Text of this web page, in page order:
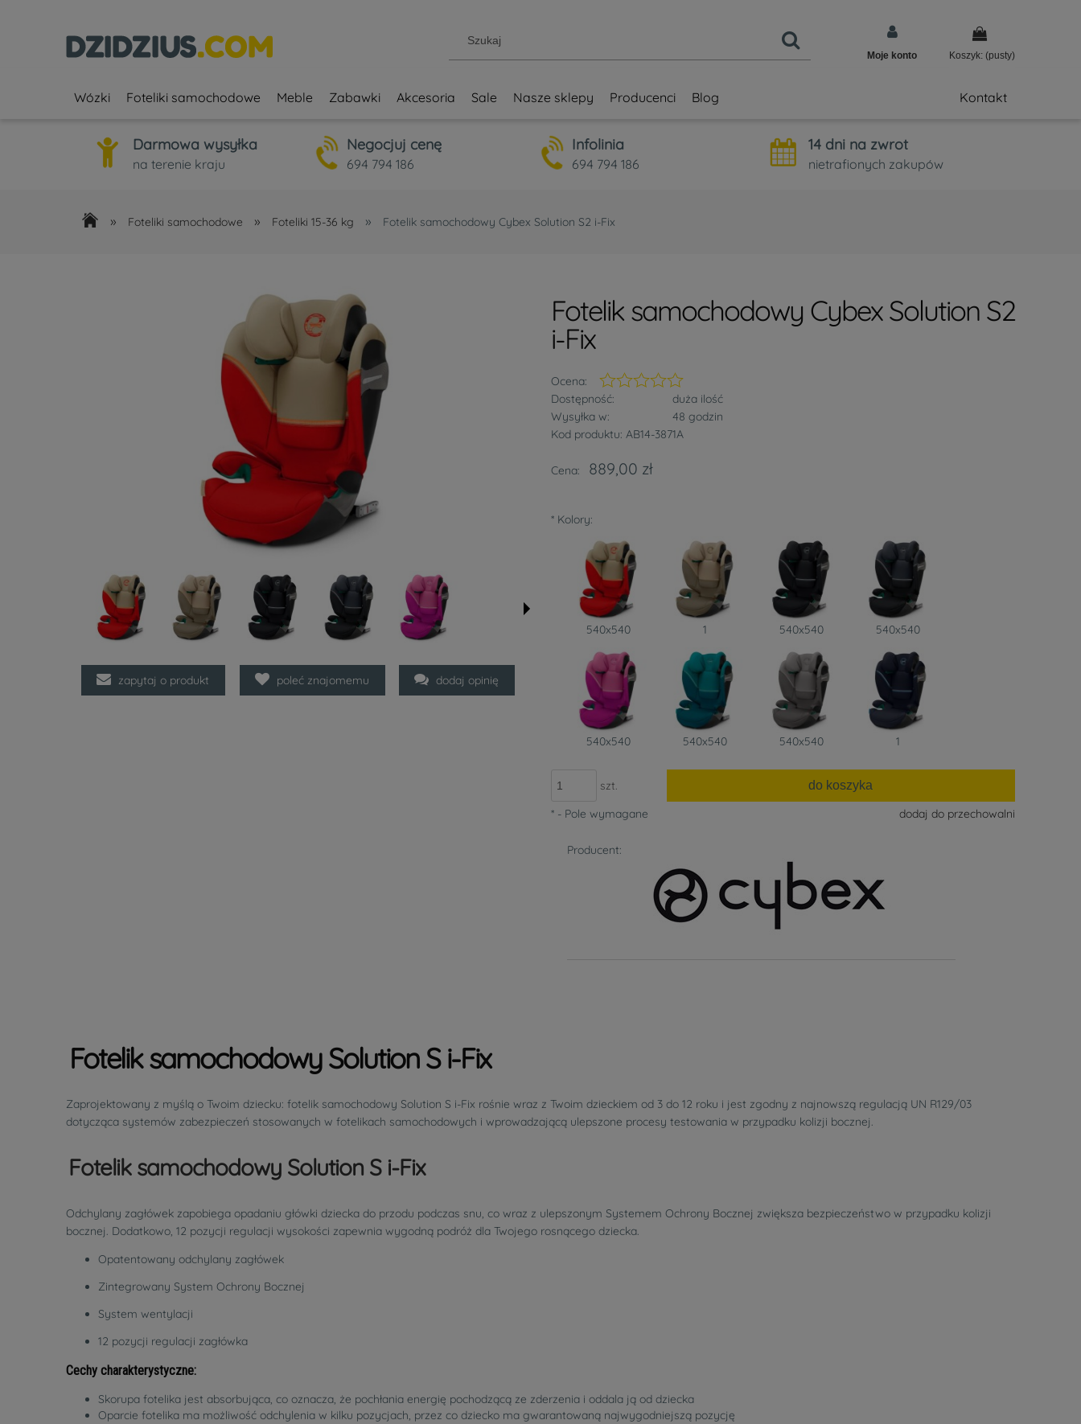
Koszyk: (pusty)
Moje konto
Wózki Foteliki samochodowe Meble Zabawki Akcesoria Sale Nasze sklepy Producenci Blog Kontakt
Darmowa wysyłka
na terenie kraju
Negocjuj cenę
694 794 186
Infolinia
694 794 186
14 dni na zwrot
nietrafionych zakupów
» Foteliki samochodowe » Foteliki 15-36 kg » Fotelik samochodowy Cybex Solution S2 i-Fix
zapytaj o produkt poleć znajomemu dodaj opinię
Fotelik samochodowy Cybex Solution S2
i-Fix
Ocena:
Dostępność:
duża ilość
Wysyłka w:
48 godzin
Kod produktu: AB14-3871A
Cena: 889,00 zł
*Kolory:
540x540 1 540x540 540x540
540x540 540x540 540x540 1
szt.
do koszyka
dodaj do przechowalni
*- Pole wymagane
Producent:
Fotelik samochodowy Solution S i-Fix
Zaprojektowany z myślą o Twoim dziecku: fotelik samochodowy Solution S i-Fix rośnie wraz z Twoim dzieckiem od 3 do 12 roku i jest zgodny z najnowszą regulacją UN R129/03
dotycząca systemów zabezpieczeń stosowanych w fotelikach samochodowych i wprowadzającą ulepszone procesy testowania w przypadku kolizji bocznej.
Fotelik samochodowy Solution S i-Fix
Odchylany zagłówek zapobiega opadaniu główki dziecka do przodu podczas snu, co wraz z ulepszonym Systemem Ochrony Bocznej zwiększa bezpieczeństwo w przypadku kolizji
bocznej. Dodatkowo, 12 pozycji regulacji wysokości zapewnia wygodną podróż dla Twojego rosnącego dziecka.
Opatentowany odchylany zagłówek
Zintegrowany System Ochrony Bocznej
System wentylacji
12 pozycji regulacji zagłówka
Cechy charakterystyczne:
Skorupa fotelika jest absorbująca, co oznacza, że pochłania energię pochodzącą ze zderzenia i oddala ją od dziecka
Oparcie fotelika ma możliwość odchylenia w kilku pozycjach, przez co dziecko ma gwarantowaną najwygodniejszą pozycję